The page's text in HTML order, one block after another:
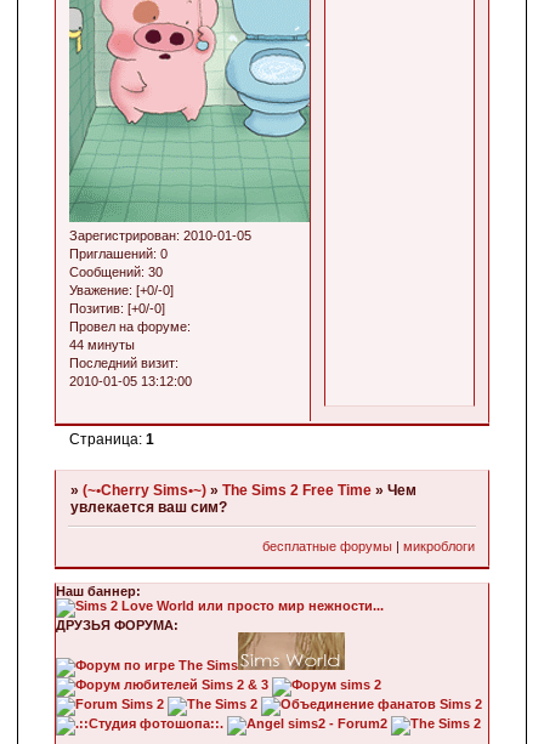
Зарегистрирован: 2010-01-05
Приглашений: 0
Сообщений: 30
Уважение: [+0/-0]
Позитив: [+0/-0]
Провел на форуме:
44 минуты
Последний визит:
2010-01-05 13:12:00
Страница: 1
» (~•Cherry Sims•~) » The Sims 2 Free Time » Чем
увлекается ваш сим?
бесплатные форумы |микроблоги
Наш баннер:
ДРУЗЬЯ ФОРУМА: